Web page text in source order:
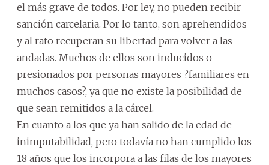
el más grave de todos. Por ley, no pueden recibir
sanción carcelaria. Por lo tanto, son aprehendidos
y al rato recuperan su libertad para volver a las
andadas. Muchos de ellos son inducidos o
presionados por personas mayores ?familiares en
muchos casos?, ya que no existe la posibilidad de
que sean remitidos a la cárcel.
En cuanto a los que ya han salido de la edad de
inimputabilidad, pero todavía no han cumplido los
18 años que los incorpora a las filas de los mayores